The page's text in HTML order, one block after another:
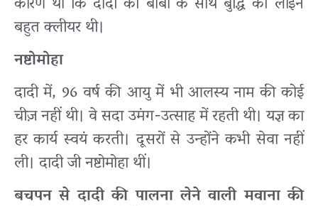
बहुत क्लीयर थी।
नष्टोमोहा
दादी में, 96 वर्ष की आयु में भी आलस्य नाम की कोई
चीज़ नहीं थी। वे सदा उमंग-उत्साह में रहती थी। यज्ञ का
हर कार्य स्वयं करती। दूसरों से उन्होंने कभी सेवा नहीं
ली। दादी जी नष्टोमोहा थीं।
बचपन से दादी की पालना लेने वाली मवाना की